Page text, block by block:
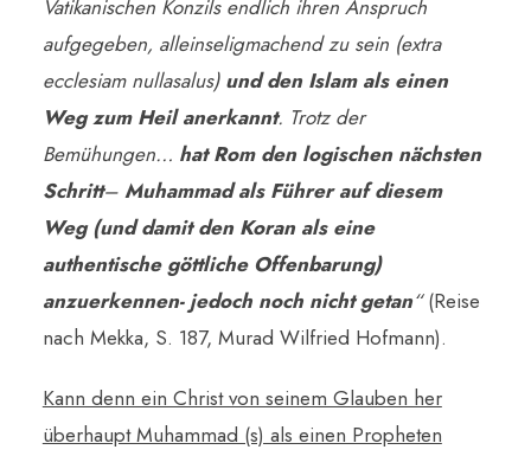
Vatikanischen Konzils endlich ihren Anspruch
aufgegeben, alleinseligmachend zu sein (extra
ecclesiam nullasalus) und den Islam als einen
Weg zum Heil anerkannt. Trotz der
Bemühungen… hat Rom den logischen nächsten
Schritt– Muhammad als Führer auf diesem
Weg (und damit den Koran als eine
authentische göttliche Offenbarung)
anzuerkennen- jedoch noch nicht getan“(Reise
nach Mekka, S. 187, Murad Wilfried Hofmann).
Kann denn ein Christ von seinem Glauben her
überhaupt Muhammad (s) als einen Propheten